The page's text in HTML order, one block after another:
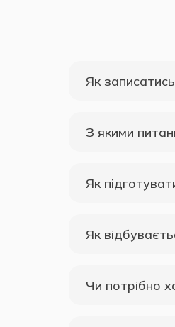
Як
З якими
Як
Як
Чи потрібно